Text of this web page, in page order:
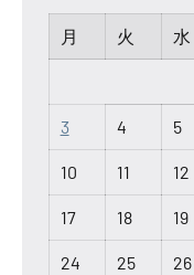
月
火 水
3 4 5
10 11 12
17 18 19
24 25 26